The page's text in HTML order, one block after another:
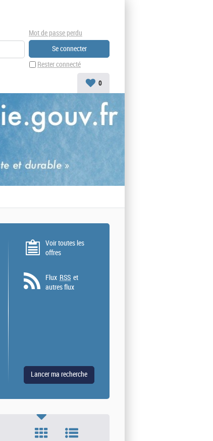
Rester connecté
Mot de passe perdu
0
Voir toutes les
offres
Flux RSS et
autres flux